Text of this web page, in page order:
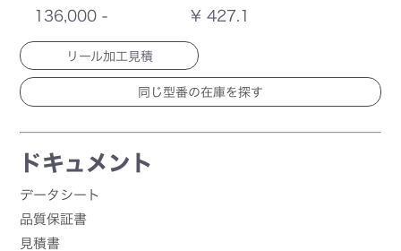
136,000 -
¥ 427.1
リール加工見積
ドキュメント
データシート
品質保証書
見積書